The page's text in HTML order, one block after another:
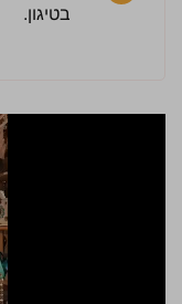
בטיגון.